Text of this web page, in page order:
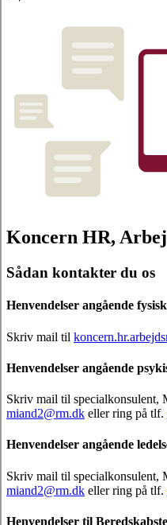
Koncern HR,
Sådan kontakter du os
Henvendelser angående
Skriv mail til
Henvendelser angående
Skriv mail til specialkonsulent,
miand2@rm.dk eller ring på tlf.
Henvendelser angående
Skriv mail til specialkonsulent,
miand2@rm.dk eller ring på tlf.
Henvendelser til